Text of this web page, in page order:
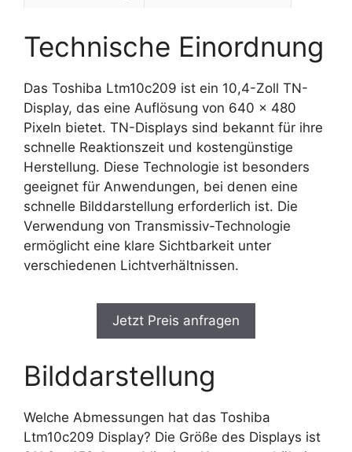
Technische Einordnung
Das Toshiba Ltm10c209 ist ein 10,4-Zoll TN-
Display, das eine Auflösung von 640 x 480
Pixeln bietet. TN-Displays sind bekannt für ihre
schnelle Reaktionszeit und kostengünstige
Herstellung. Diese Technologie ist besonders
geeignet für Anwendungen, bei denen eine
schnelle Bilddarstellung erforderlich ist. Die
Verwendung von Transmissiv-Technologie
ermöglicht eine klare Sichtbarkeit unter
verschiedenen Lichtverhältnissen.
Jetzt Preis anfragen
Bilddarstellung
Welche Abmessungen hat das Toshiba
Ltm10c209 Display? Die Größe des Displays ist